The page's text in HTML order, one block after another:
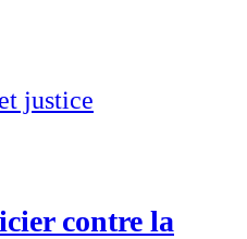
justice
contre la